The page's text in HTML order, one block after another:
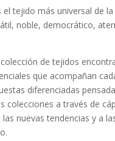
el tejido más universal de
noble, democrático,
de tejidos
que acompañan
diferenciadas
colecciones a través de
las nuevas tendencias y a